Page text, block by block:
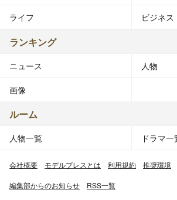
ライフ ビジネス
ランキング
ニュース 人物
画像
ルーム
人物一覧 ドラマ一
会社概要 モデルプレスとは 利用規約 推奨環境
編集部からのお知らせ RSS一覧